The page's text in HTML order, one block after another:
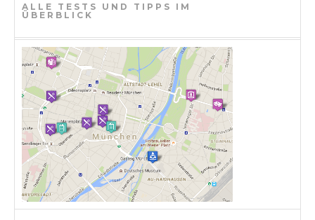
ALLE TESTS UND TIPPS IM
ÜBERBLICK